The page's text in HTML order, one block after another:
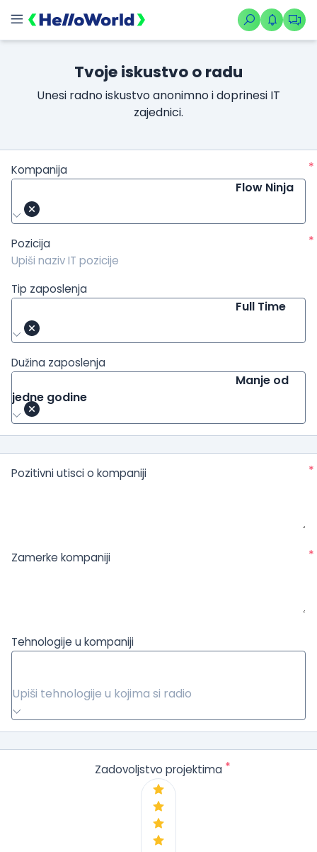
Tvoje iskustvo o radu
Unesi radno iskustvo anonimno i doprinesi IT
zajednici.
Kompanija
*
Flow Ninja
Pozicija *
Tip zaposlenja
Full Time
Dužina zaposlenja
Manje od
jedne godine
Pozitivni utisci o kompaniji *
Zamerke kompaniji *
Tehnologije u kompaniji
Upiši tehnologije u kojima si radio
Zadovoljstvo projektima *
/kompanije/iskustvo/